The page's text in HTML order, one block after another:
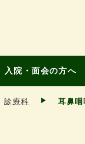
入院・面会の方へ
診療科 耳鼻咽